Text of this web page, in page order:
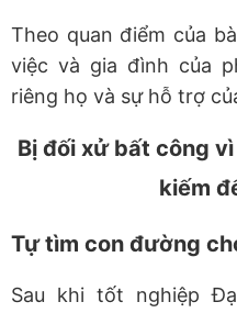
Theo quan điểm của
việc và gia đình của
riêng họ và sự hỗ trợ
Bị đối xử bất công
kiếm
Tự tìm con đường
Sau khi tốt nghiệp